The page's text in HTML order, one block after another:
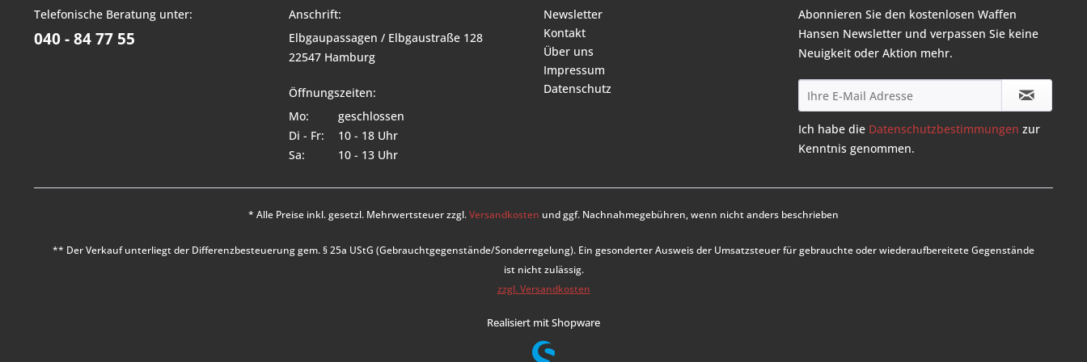
Telefonische Beratung unter:
040 - 84 77 55
Anschrift:
Elbgaupassagen / Elbgaustraße 128
22547 Hamburg
Öffnungszeiten:
Mo:
geschlossen
Di - Fr:
10 - 18 Uhr
Sa:
10 - 13 Uhr
Newsletter
Kontakt
Über uns
Impressum
Datenschutz
Abonnieren Sie den kostenlosen Waffen
Hansen Newsletter und verpassen Sie keine
Neuigkeit oder Aktion mehr.
Ich habe die Datenschutzbestimmungen zur
Kenntnis genommen.
* Alle Preise inkl. gesetzl. Mehrwertsteuer zzgl.Versandkosten und ggf. Nachnahmegebühren, wenn nicht anders beschrieben
** Der Verkauf unterliegt der Differenzbesteuerung gem. § 25a UStG (Gebrauchtgegenstände/Sonderregelung). Ein gesonderter Ausweis der Umsatzsteuer für gebrauchte oder wiederaufbereitete Gegenstände
ist nicht zulässig.
zzgl. Versandkosten
Realisiert mit Shopware